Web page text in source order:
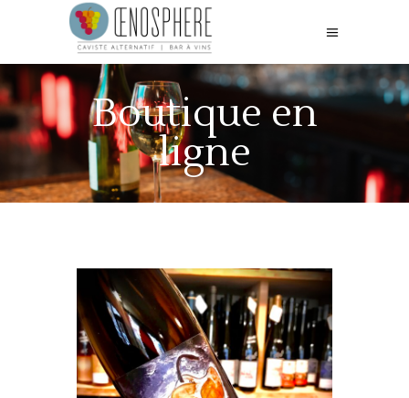
Boutique en
ligne